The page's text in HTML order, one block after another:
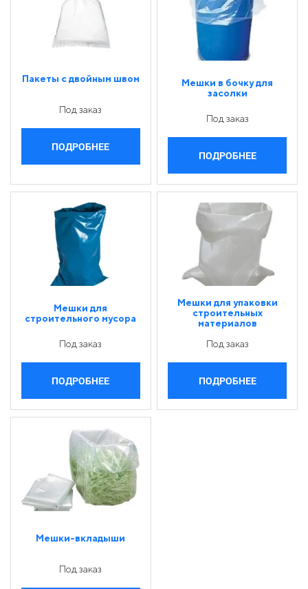
Пакеты с двойным швом
Под заказ
ПОДРОБНЕЕ
Мешки в бочку для
засолки
Под заказ
ПОДРОБНЕЕ
Мешки для
строительного мусора
Под заказ
ПОДРОБНЕЕ
Мешки для упаковки
строительных
материалов
Под заказ
ПОДРОБНЕЕ
Мешки-вкладыши
Под заказ